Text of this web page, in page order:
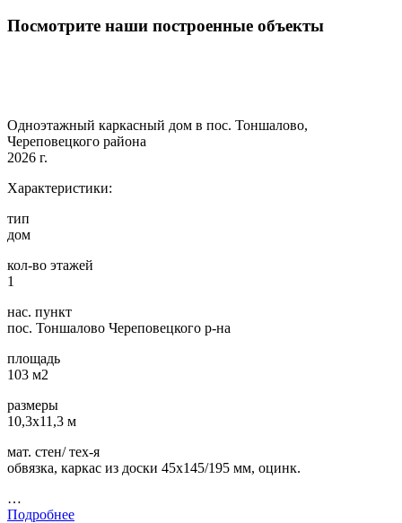
Посмотрите наши построенные объекты
Одноэтажный каркасный дом в пос. Тоншалово,
Череповецкого района
2026 г.
Характеристики:
тип
дом
кол-во этажей
1
нас. пункт
пос. Тоншалово Череповецкого р-на
площадь
103 м2
размеры
10,3х11,3 м
мат. стен/ тех-я
обвязка, каркас из доски 45х145/195 мм, оцинк.
…
Подробнее